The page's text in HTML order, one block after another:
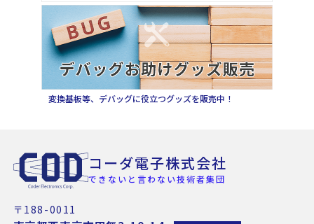
変換基板等、デバッグに役立つグッズを販売中！
コーダ電子株式会社
できないと言わない技術者集団
〒188-0011